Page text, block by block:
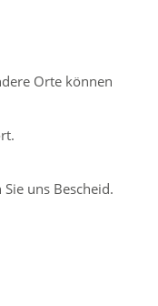
Orte können
Sie uns Bescheid.